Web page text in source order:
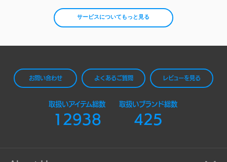
サービスについてもっと見る
お問い合わせ よくあるご質問 レビューを見る
取扱いアイテム総数
12938
取扱いブランド総数
425